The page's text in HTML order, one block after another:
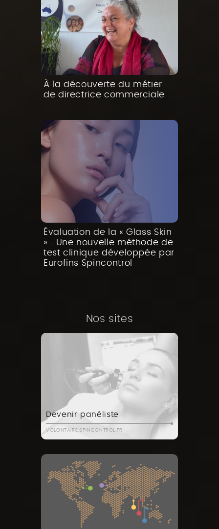
À la découverte du métier
de directrice commerciale
Évaluation de la « Glass Skin
» : Une nouvelle méthode de
test clinique développée par
Eurofins Spincontrol
Nos sites
Devenir panéliste
VOLONTAIRE.SPINCONTROL.FR